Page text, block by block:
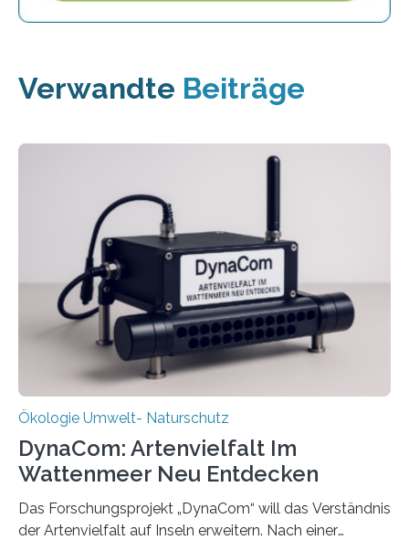
Verwandte Beiträge
Ökologie Umwelt- Naturschutz
DynaCom: Artenvielfalt Im
Wattenmeer Neu Entdecken
Das Forschungsprojekt „DynaCom“ will das Verständnis
der Artenvielfalt auf Inseln erweitern. Nach einer